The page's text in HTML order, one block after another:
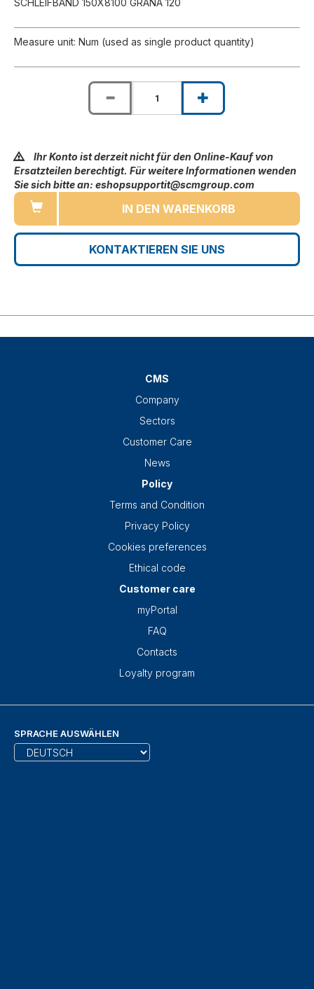
SCHLEIFBAND 150X8100 GRANA 120
Measure unit: Num (used as single product quantity)
Ihr Konto ist derzeit nicht für den Online-Kauf von
Ersatzteilen berechtigt. Für weitere Informationen wenden
Sie sich bitte an: eshopsupportit@scmgroup.com
IN DEN WARENKORB
KONTAKTIEREN SIE UNS
CMS
Company
Sectors
Customer Care
News
Policy
Terms and Condition
Privacy Policy
Cookies preferences
Ethical code
Customer care
myPortal
FAQ
Contacts
Loyalty program
SPRACHE AUSWÄHLEN